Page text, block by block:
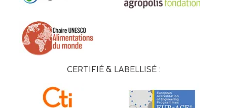
CERTIFIÉ & LABELLISÉ :